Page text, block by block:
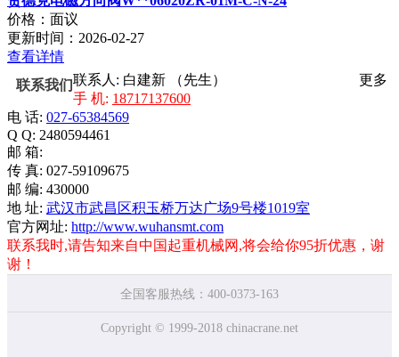
价格：面议
更新时间：2026-02-27
查看详情
联系我们
更多
联系人: 白建新 （先生）
手 机: 18717137600
电 话: 027-65384569
Q Q: 2480594461
邮 箱:
传 真: 027-59109675
邮 编: 430000
地 址: 武汉市武昌区积玉桥万达广场9号楼1019室
官方网址: http://www.wuhansmt.com
联系我时,请告知来自中国起重机械网,将会给你95折优惠，谢
谢！
全国客服热线：400-0373-163
Copyright © 1999-2018 chinacrane.net